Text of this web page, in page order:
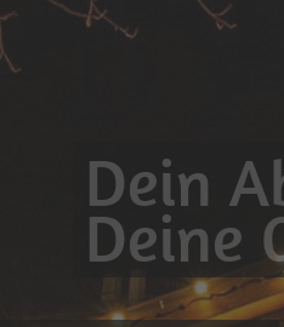
Dein
Deine